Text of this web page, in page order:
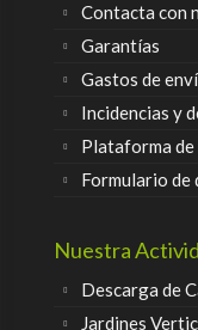
Contacta con
Garantías
Gastos de
Incidencias y
Plataforma
Formulario de
Nuestra
Descarga de
Jardines